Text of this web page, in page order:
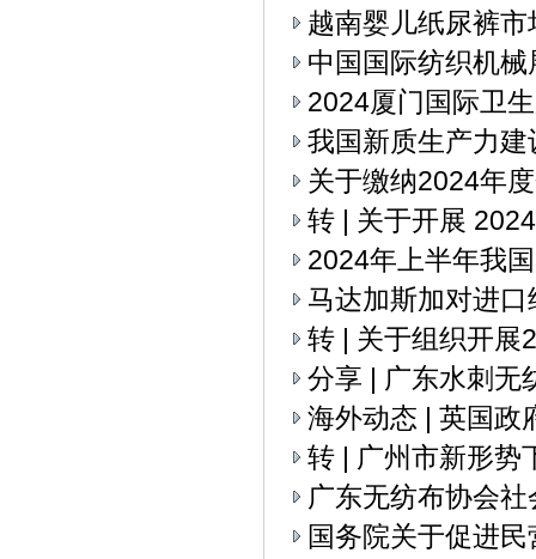
越南婴儿纸尿裤
中国国际纺织机
2024厦门国际卫
我国新质生产力
关于缴纳2024年
转 | 关于开展
2024年上半年我
马达加斯加对进
转 | 关于组织开展
分享 | 广东水刺无
海外动态 | 英国政
转 | 广州市新形势
广东无纺布协会社
国务院关于促进